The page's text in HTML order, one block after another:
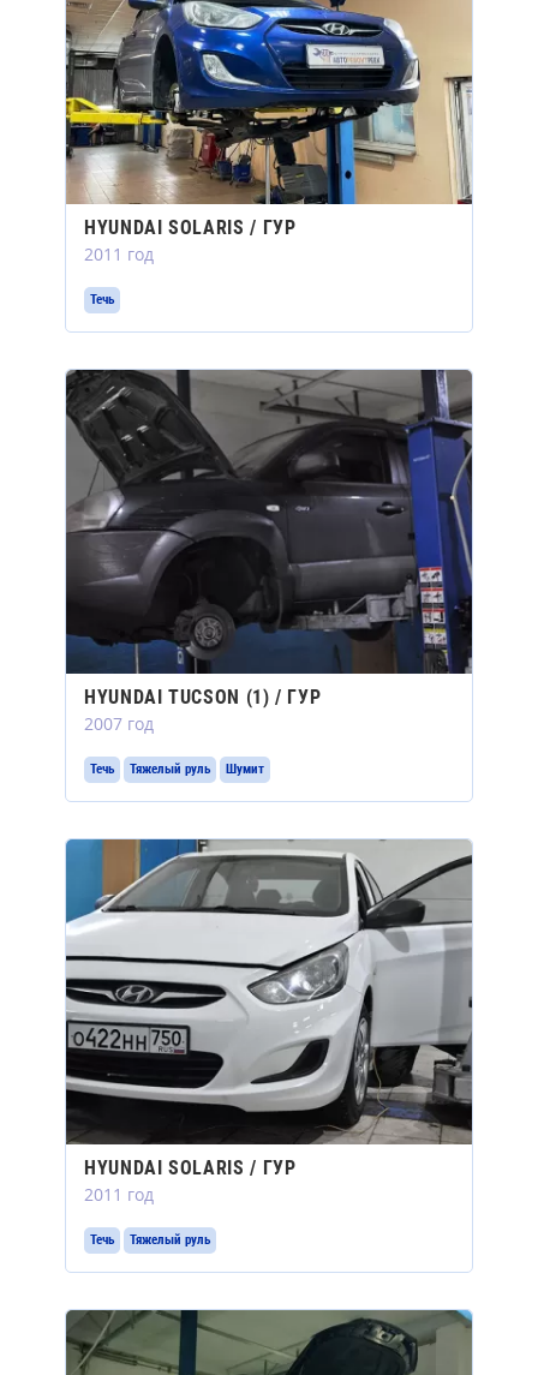
HYUNDAI SOLARIS / ГУР
2011 год
Течь
HYUNDAI TUCSON (1) / ГУР
2007 год
Течь Тяжелый руль Шумит
HYUNDAI SOLARIS / ГУР
2011 год
Течь Тяжелый руль